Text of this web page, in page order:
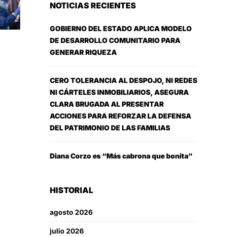
NOTICIAS RECIENTES
GOBIERNO DEL ESTADO APLICA MODELO
DE DESARROLLO COMUNITARIO PARA
GENERAR RIQUEZA
CERO TOLERANCIA AL DESPOJO, NI REDES
NI CÁRTELES INMOBILIARIOS, ASEGURA
CLARA BRUGADA AL PRESENTAR
ACCIONES PARA REFORZAR LA DEFENSA
DEL PATRIMONIO DE LAS FAMILIAS
Diana Corzo es “Más cabrona que bonita”
HISTORIAL
agosto 2026
julio 2026